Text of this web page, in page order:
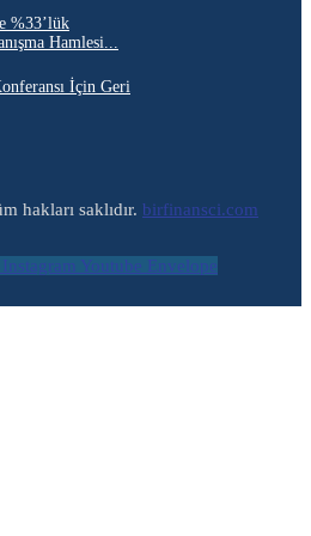
%33’lük
Hamlesi...
İçin Geri
hakları saklıdır. birfinansci.com
Instagram Youtube Envelope